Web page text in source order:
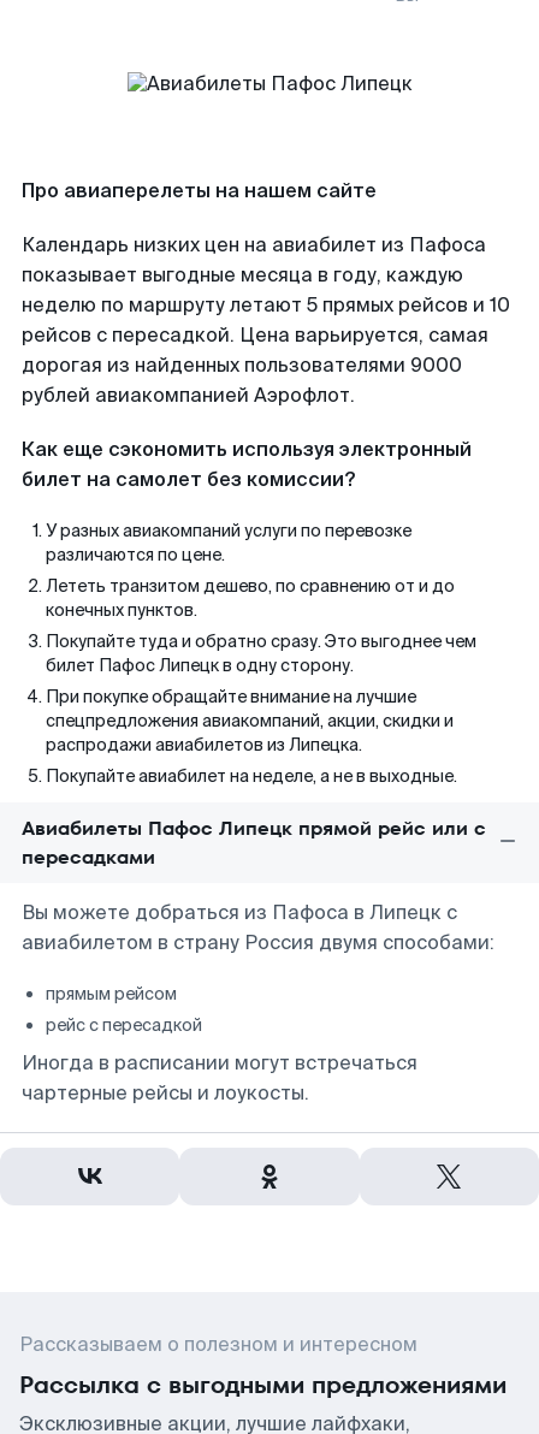
Про авиаперелеты на нашем сайте
Календарь низких цен на авиабилет из Пафоса
показывает выгодные месяца в году, каждую
неделю по маршруту летают 5 прямых рейсов и 10
рейсов с пересадкой. Цена варьируется, самая
дорогая из найденных пользователями 9000
рублей авиакомпанией Аэрофлот.
Как еще сэкономить используя электронный
билет на самолет без комиссии?
У разных авиакомпаний услуги по перевозке
различаются по цене.
Лететь транзитом дешево, по сравнению от и до
конечных пунктов.
Покупайте туда и обратно сразу. Это выгоднее чем
билет Пафос Липецк в одну сторону.
При покупке обращайте внимание на лучшие
спецпредложения авиакомпаний, акции, скидки и
распродажи авиабилетов из Липецка.
Покупайте авиабилет на неделе, а не в выходные.
Авиабилеты Пафос Липецк прямой рейс или с
пересадками
Вы можете добраться из Пафоса в Липецк с
авиабилетом в страну Россия двумя способами:
прямым рейсом
рейс с пересадкой
Иногда в расписании могут встречаться
чартерные рейсы и лоукосты.
Рассказываем о полезном и интересном
Рассылка с выгодными предложениями
Эксклюзивные акции, лучшие лайфхаки,